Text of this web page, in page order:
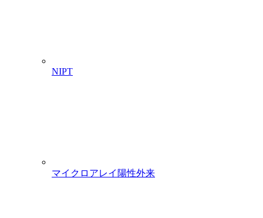
NIPT
マイクロアレイ陽性外来